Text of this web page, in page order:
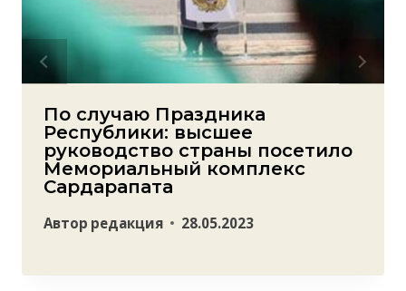
По случаю Праздника
Республики: высшее
руководство страны посетило
Мемориальный комплекс
Сардарапата
Автор редакция 28.05.2023